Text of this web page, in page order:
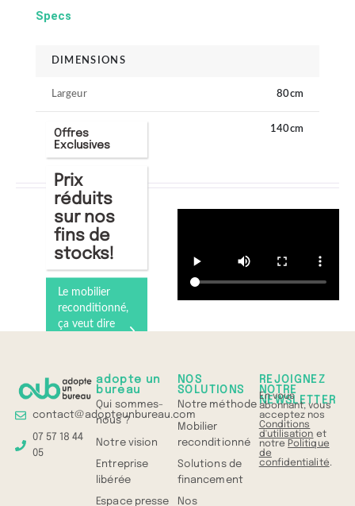
Specs
DIMENSIONS
Largeur 80cm
Longueur 140cm
Offres
Exclusives
Prix
réduits
sur nos
fins de
stocks!
Le mobilier
reconditionné,
ça veut dire
tout en 1 min
contact@adopteunbureau.com
07 57 18 44
05
adopte un
bureau
Qui sommes-
nous ?
Notre vision
Entreprise
libérée
Espace presse
NOS
SOLUTIONS
Notre méthode
Mobilier
reconditionné
Solutions de
financement
Nos
REJOIGNEZ
NOTRE
NEWSLETTER
En vous
abonnant, vous
acceptez nos
Conditions
d'utilisation et
notre Politique
de
confidentialité.